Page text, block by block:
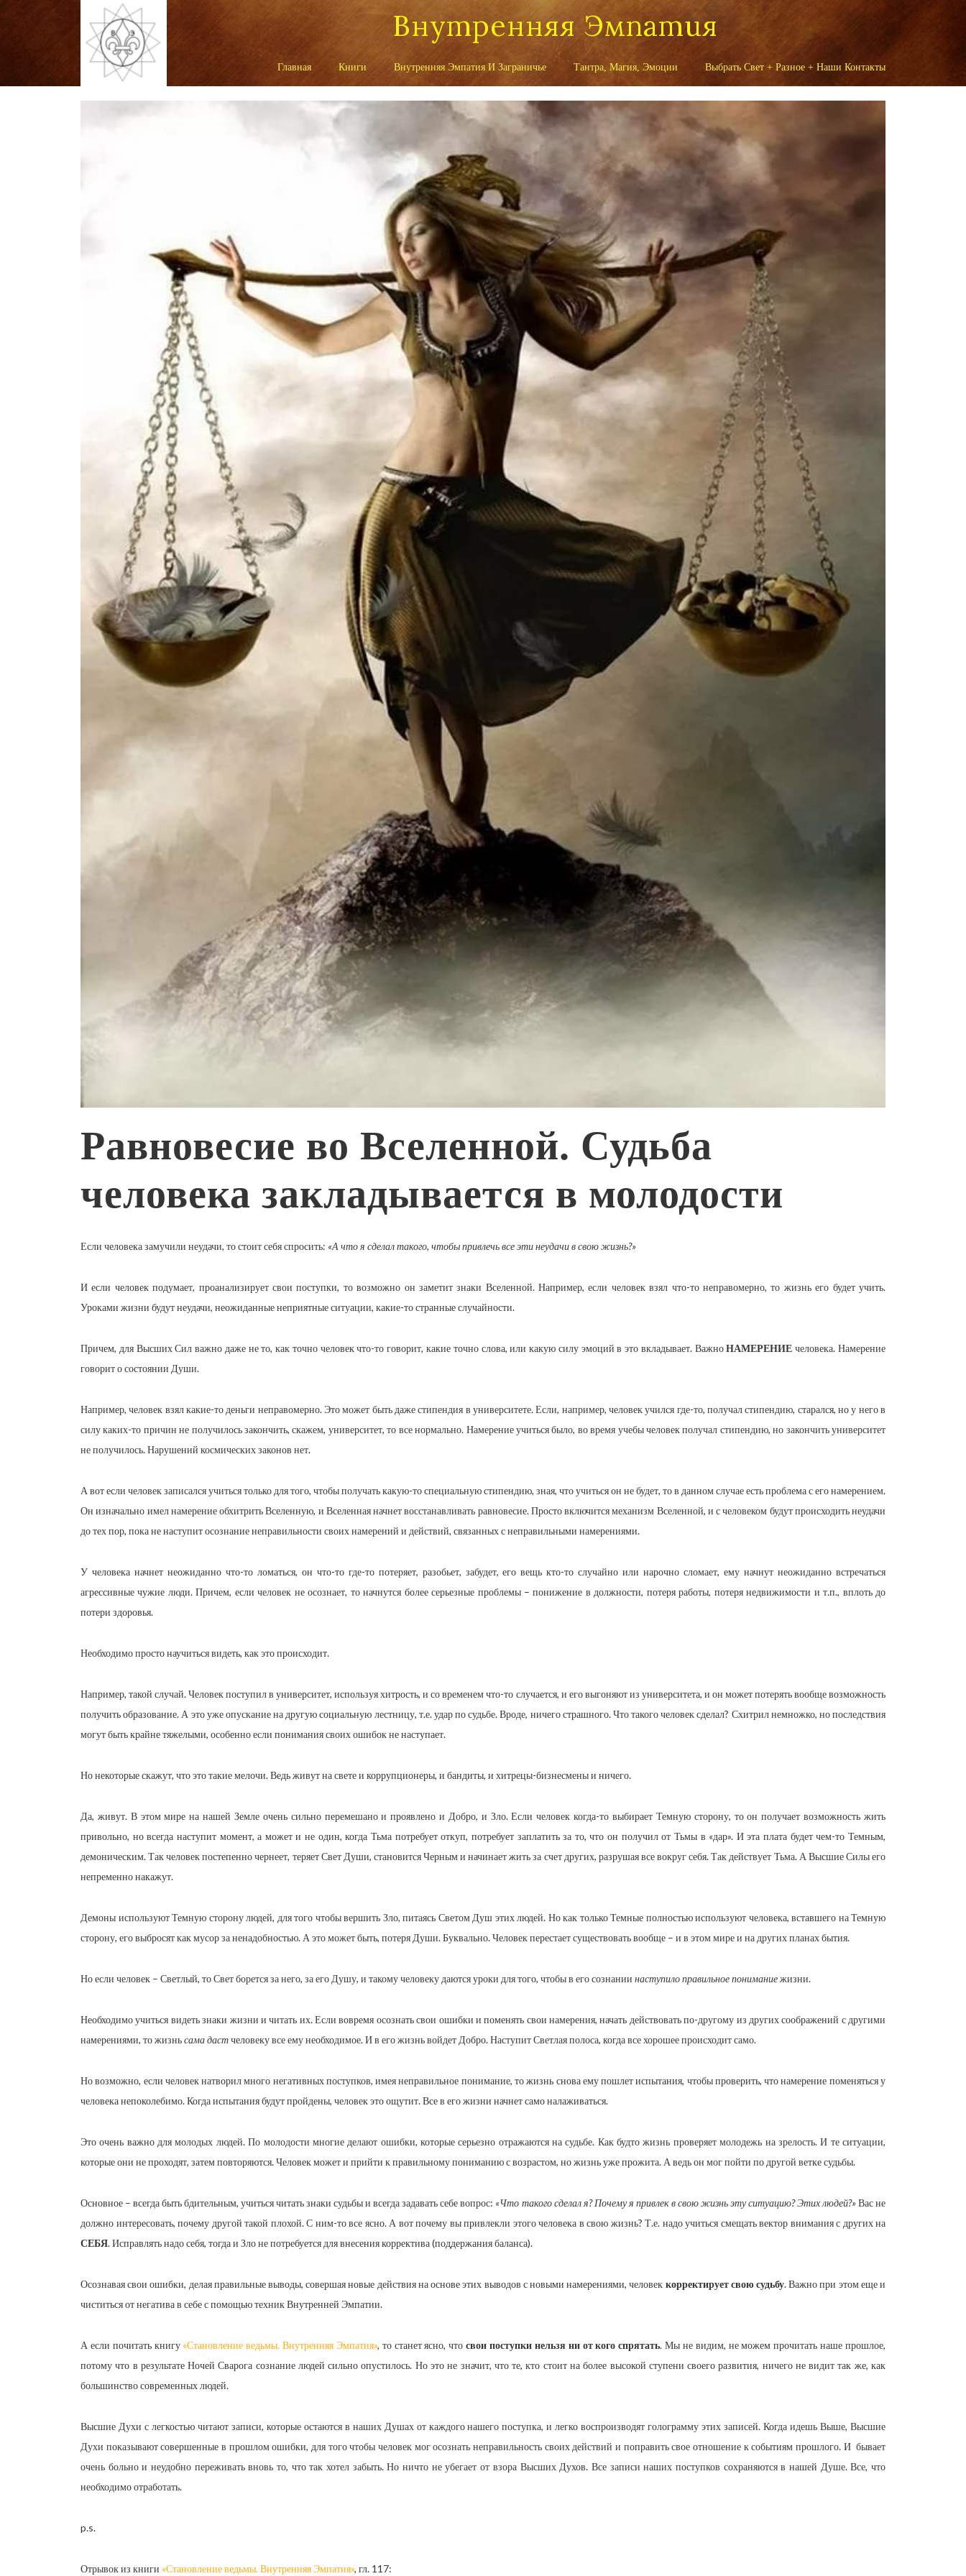
Внутренняя Эмпатия
Главная Книги Внутренняя Эмпатия И Заграничье Тантра, Магия, Эмоции Выбрать Свет + Разное + Наши Контакты
Равновесие во Вселенной. Судьба
человека закладывается в молодости
Если человека замучили неудачи, то стоит себя спросить: «А что я сделал такого, чтобы привлечь все эти неудачи в свою жизнь?»
И если человек подумает, проанализирует свои поступки, то возможно он заметит знаки Вселенной. Например, если человек взял что-то неправомерно, то жизнь его будет учить.
Уроками жизни будут неудачи, неожиданные неприятные ситуации, какие-то странные случайности.
Причем, для Высших Сил важно даже не то, как точно человек что-то говорит, какие точно слова, или какую силу эмоций в это вкладывает. ВажноНАМЕРЕНИЕ человека. Намерение
говорит о состоянии Души.
Например, человек взял какие-то деньги неправомерно. Это может быть даже стипендия в университете. Если, например, человек учился где-то, получал стипендию, старался, но у него в
силу каких-то причин не получилось закончить, скажем, университет, то все нормально. Намерение учиться было, во время учебы человек получал стипендию, но закончить университет
не получилось. Нарушений космических законов нет.
А вот если человек записался учиться только для того, чтобы получать какую-то специальную стипендию, зная, что учиться он не будет, то в данном случае есть проблема с его намерением.
Он изначально имел намерение обхитрить Вселенную, и Вселенная начнет восстанавливать равновесие. Просто включится механизм Вселенной, и с человеком будут происходить неудачи
до тех пор, пока не наступит осознание неправильности своих намерений и действий, связанных с неправильными намерениями.
У человека начнет неожиданно что-то ломаться, он что-то где-то потеряет, разобьет, забудет, его вещь кто-то случайно или нарочно сломает, ему начнут неожиданно встречаться
агрессивные чужие люди. Причем, если человек не осознает, то начнутся более серьезные проблемы – понижение в должности, потеря работы, потеря недвижимости и т.п., вплоть до
потери здоровья.
Необходимо просто научиться видеть, как это происходит.
Например, такой случай. Человек поступил в университет, используя хитрость, и со временем что-то случается, и его выгоняют из университета, и он может потерять вообще возможность
получить образование. А это уже опускание на другую социальную лестницу, т.е. удар по судьбе. Вроде, ничего страшного. Что такого человек сделал? Схитрил немножко, но последствия
могут быть крайне тяжелыми, особенно если понимания своих ошибок не наступает.
Но некоторые скажут, что это такие мелочи. Ведь живут на свете и коррупционеры, и бандиты, и хитрецы-бизнесмены и ничего.
Да, живут. В этом мире на нашей Земле очень сильно перемешано и проявлено и Добро, и Зло. Если человек когда-то выбирает Темную сторону, то он получает возможность жить
привольно, но всегда наступит момент, а может и не один, когда Тьма потребует откуп, потребует заплатить за то, что он получил от Тьмы в «дар». И эта плата будет чем-то Темным,
демоническим. Так человек постепенно чернеет, теряет Свет Души, становится Черным и начинает жить за счет других, разрушая все вокруг себя. Так действует Тьма. А Высшие Силы его
непременно накажут.
Демоны используют Темную сторону людей, для того чтобы вершить Зло, питаясь Светом Душ этих людей. Но как только Темные полностью используют человека, вставшего на Темную
сторону, его выбросят как мусор за ненадобностью. А это может быть, потеря Души. Буквально. Человек перестает существовать вообще – и в этом мире и на других планах бытия.
Но если человек – Светлый, то Свет борется за него, за его Душу, и такому человеку даются уроки для того, чтобы в его сознании наступило правильное пониманиежизни.
Необходимо учиться видеть знаки жизни и читать их. Если вовремя осознать свои ошибки и поменять свои намерения, начать действовать по-другому из других соображений с другими
намерениями, то жизньсама дастчеловеку все ему необходимое. И в его жизнь войдет Добро. Наступит Светлая полоса, когда все хорошее происходит само.
Но возможно, если человек натворил много негативных поступков, имея неправильное понимание, то жизнь снова ему пошлет испытания, чтобы проверить, что намерение поменяться у
человека непоколебимо. Когда испытания будут пройдены, человек это ощутит. Все в его жизни начнет само налаживаться.
Это очень важно для молодых людей. По молодости многие делают ошибки, которые серьезно отражаются на судьбе. Как будто жизнь проверяет молодежь на зрелость. И те ситуации,
которые они не проходят, затем повторяются. Человек может и прийти к правильному пониманию с возрастом, но жизнь уже прожита. А ведь он мог пойти по другой ветке судьбы.
Основное – всегда быть бдительным, учиться читать знаки судьбы и всегда задавать себе вопрос: «Что такого сделал я? Почему я привлек в свою жизнь эту ситуацию? Этих людей?»Вас не
должно интересовать, почему другой такой плохой. С ним-то все ясно. А вот почему вы привлекли этого человека в свою жизнь? Т.е. надо учиться смещать вектор внимания с других на
СЕБЯ. Исправлять надо себя, тогда и Зло не потребуется для внесения корректива (поддержания баланса).
Осознавая свои ошибки, делая правильные выводы, совершая новые действия на основе этих выводов с новыми намерениями, человек корректирует свою судьбу. Важно при этом еще и
чиститься от негатива в себе с помощью техник Внутренней Эмпатии.
А если почитать книгу «Становление ведьмы. Внутренняя Эмпатия», то станет ясно, чтосвои поступки нельзя ни от кого спрятать. Мы не видим, не можем прочитать наше прошлое,
потому что в результате Ночей Сварога сознание людей сильно опустилось. Но это не значит, что те, кто стоит на более высокой ступени своего развития, ничего не видит так же, как
большинство современных людей.
Высшие Духи с легкостью читают записи, которые остаются в наших Душах от каждого нашего поступка, и легко воспроизводят голограмму этих записей. Когда идешь Выше, Высшие
Духи показывают совершенные в прошлом ошибки, для того чтобы человек мог осознать неправильность своих действий и поправить свое отношение к событиям прошлого. И бывает
очень больно и неудобно переживать вновь то, что так хотел забыть. Но ничто не убегает от взора Высших Духов. Все записи наших поступков сохраняются в нашей Душе. Все, что
необходимо отработать.
p.s.
Отрывок из книги «Становление ведьмы. Внутренняя Эмпатия», гл. 117: